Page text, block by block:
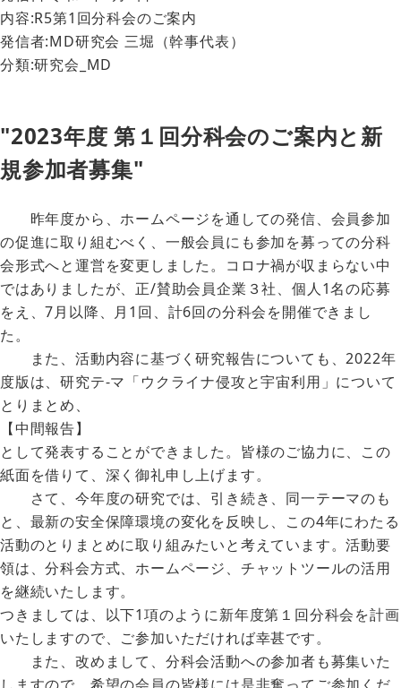
内容:R5第1回分科会のご案内
発信者:MD研究会 三堀（幹事代表）
分類:研究会_MD
"2023年度 第１回分科会のご案内と新
規参加者募集"
昨年度から、ホームページを通しての発信、会員参加
の促進に取り組むべく、一般会員にも参加を募っての分科
会形式へと運営を変更しました。コロナ禍が収まらない中
ではありましたが、正/賛助会員企業３社、個人1名の応募
をえ、7月以降、月1回、計6回の分科会を開催できまし
た。
また、活動内容に基づく研究報告についても、2022年
度版は、研究テ-マ「ウクライナ侵攻と宇宙利用」について
とりまとめ、
【中間報告】
として発表することができました。皆様のご協力に、この
紙面を借りて、深く御礼申し上げます。
さて、今年度の研究では、引き続き、同一テーマのも
と、最新の安全保障環境の変化を反映し、この4年にわたる
活動のとりまとめに取り組みたいと考えています。活動要
領は、分科会方式、ホームページ、チャットツールの活用
を継続いたします。
つきましては、以下1項のように新年度第１回分科会を計画
いたしますので、ご参加いただければ幸甚です。
また、改めまして、分科会活動への参加者も募集いた